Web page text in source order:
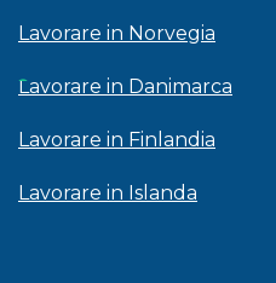
Lavorare in Norvegia
Lavorare in Danimarca
Lavorare in Finlandia
Lavorare in Islanda